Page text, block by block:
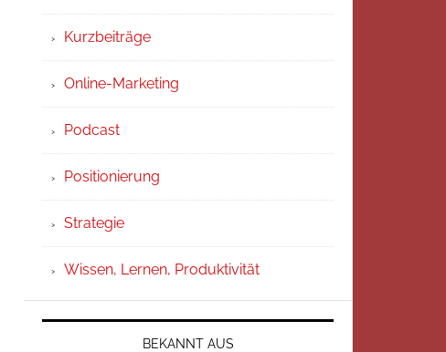
Kurzbeiträge
Online-Marketing
Podcast
Positionierung
Strategie
Wissen, Lernen, Produktivität
BEKANNT AUS